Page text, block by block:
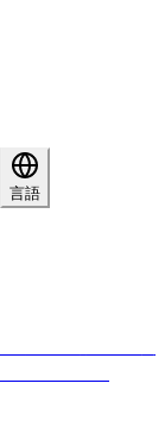
言語